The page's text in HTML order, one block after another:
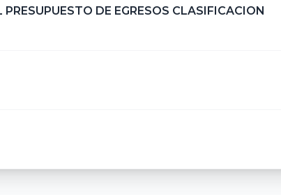
DE EGRESOS CLASIFICACION